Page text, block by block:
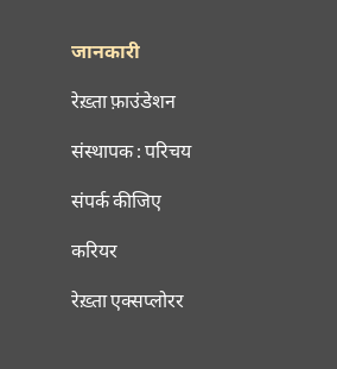
जानकारी
रेख़्ता फ़ाउंडेशन
संस्थापक : परिचय
संपर्क कीजिए
करियर
रेख़्ता एक्सप्लोरर